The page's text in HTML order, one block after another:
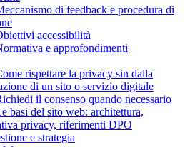
di feedback e procedura di
accessibilità
e approfondimenti
rispettare la privacy sin dalla
di un sito o servizio digitale
il consenso quando necessario
basi del sito web: architettura,
privacy, riferimenti DPO
e strategia